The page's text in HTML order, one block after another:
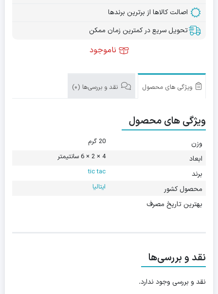
اصالت کالاها از برترین برندها
تحویل سریع در کمترین زمان ممکن
ناموجود
ویژگی های محصول نقد و بررسی‌ها (0)
ویژگی های محصول
وزن 20 گرم
ابعاد 4 × 2 × 6 سانتیمتر
برند tic tac
محصول کشور ایتالیا
بهترین تاریخ مصرف
نقد و بررسی‌ها
نقد و بررسی وجود ندارد.